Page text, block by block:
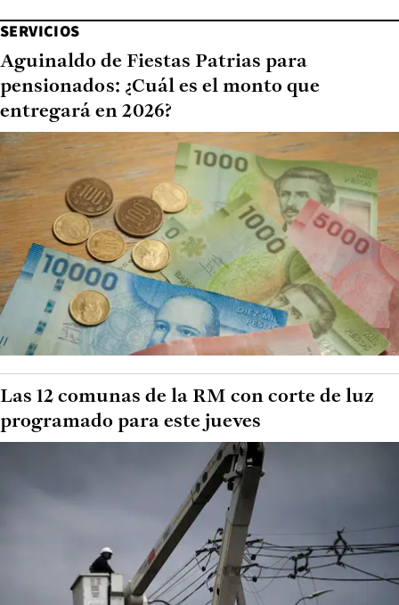
SERVICIOS
Aguinaldo de Fiestas Patrias para
pensionados: ¿Cuál es el monto que
entregará en 2026?
Las 12 comunas de la RM con corte de luz
programado para este jueves